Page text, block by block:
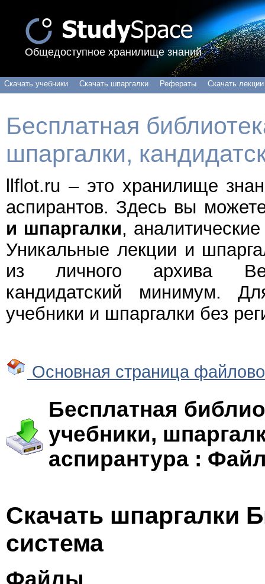
Общедоступное хранилище знаний
Скачать учебники Скачать шпаргалки Рефераты Скачать лекции
Бесплатная
шпаргалки,
llflot.ru – это хранилище
аспирантов. Здесь вы
и шпаргалки,
Уникальные лекции и
из личного архива
кандидатский минимум.
учебники и шпаргалки без
Основная страница
Бесплатная
учебники,
аспирантура :
Скачать шпаргалки
система
Файлы